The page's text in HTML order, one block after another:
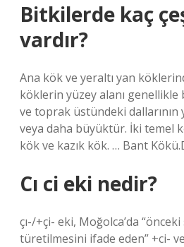
Bitkilerde kaç
vardır?
Ana kök ve yeraltı yan
köklerin yüzey alanı
ve toprak üstündeki dallarının
veya daha büyüktür. İki temel
kök ve kazık kök. … Bant
Cı ci eki nedir?
çı-/+çi- eki, Moğolca’da
türetilmesini ifade eden” +ci-